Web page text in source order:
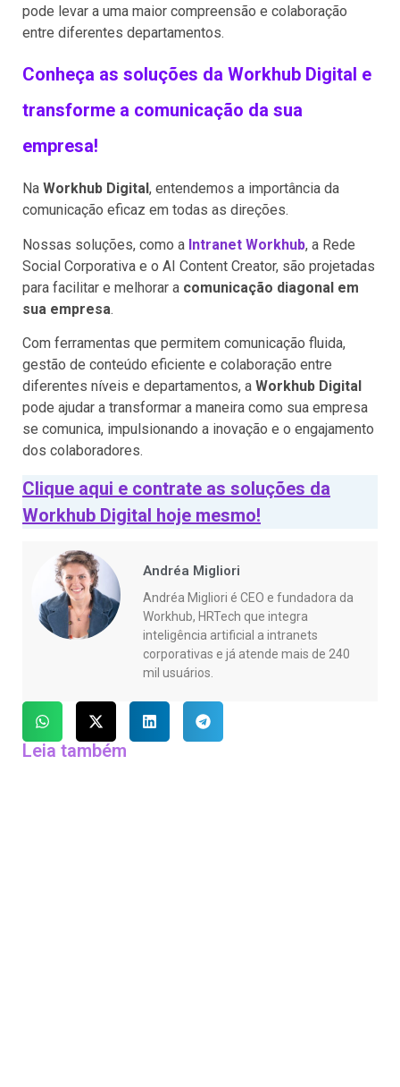
pode levar a uma maior compreensão e colaboração
entre diferentes departamentos.
Conheça as soluções da Workhub Digital e
transforme a comunicação da sua
empresa!
Na Workhub Digital , entendemos a importância da
comunicação eficaz em todas as direções.
Nossas soluções, como a Intranet Workhub, a Rede
Social Corporativa e o AI Content Creator, são projetadas
para facilitar e melhorar a comunicação diagonal em
sua empresa.
Com ferramentas que permitem comunicação fluida,
gestão de conteúdo eficiente e colaboração entre
diferentes níveis e departamentos, a Workhub Digital
pode ajudar a transformar a maneira como sua empresa
se comunica, impulsionando a inovação e o engajamento
dos colaboradores.
Clique aqui e contrate as soluções da
Workhub Digital hoje mesmo!
Andréa Migliori
Andréa Migliori é CEO e fundadora da
Workhub, HRTech que integra
inteligência artificial a intranets
corporativas e já atende mais de 240
mil usuários.
Leia também